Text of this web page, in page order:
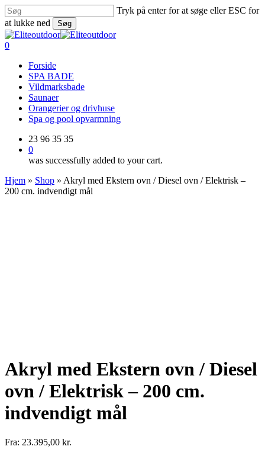
Skip
to
main
content
Tryk på enter for at søge eller ESC for
at lukke ned
Søg
Close
Search
0
Forside
SPA BADE
Vildmarksbade
Saunaer
Orangerier og drivhuse
Spa og pool opvarmning
23 96 35 35
0
was successfully added to your cart.
Hjem » Shop » Akryl med Ekstern ovn / Diesel ovn / Elektrisk –
200 cm. indvendigt mål
Akryl med Ekstern ovn / Diesel
ovn / Elektrisk – 200 cm.
indvendigt mål
Fra: 23.395,00 kr.